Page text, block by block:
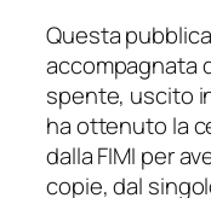
Questa
accompagnata
spente, uscito
ha ottenuto la
dalla FIMI per
copie, dal